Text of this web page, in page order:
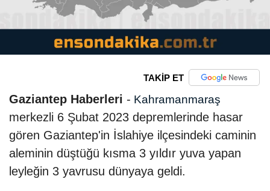
TAKİP ET
Gaziantep Haberleri - Kahramanmaraş
merkezli 6 Şubat 2023 depremlerinde hasar
gören Gaziantep'in İslahiye ilçesindeki caminin
aleminin düştüğü kısma 3 yıldır yuva yapan
leyleğin 3 yavrusu dünyaya geldi.